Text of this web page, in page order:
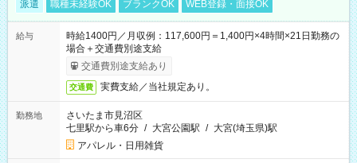
派遣 職種未経験OK ブランクOK WEB登録・面接OK
給与
時給1400円／月収例：117,600円＝1,400円×4時間×21日勤務の
場合＋交通費別途支給
交通費別途支給あり
交通費 実費支給／当社規定あり。
勤務地
さいたま市見沼区
七里駅から車6分 / 大宮公園駅 / 大宮(埼玉県)駅
アパレル・日用雑貨